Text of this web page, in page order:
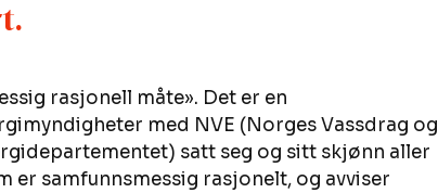
rasjonell måte». Det er en
med NVE (Norges Vassdrag og
satt seg og sitt skjønn aller
er samfunnsmessig rasjonelt, og avviser